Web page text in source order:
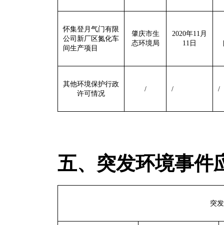
怀集登月气门有限
公司新厂区氮化车
间生产项目
肇庆市生
态环境局
2020年11 月
11 日
其他环境保护行政
许可情况
/ / /
五、突发环境事件
突